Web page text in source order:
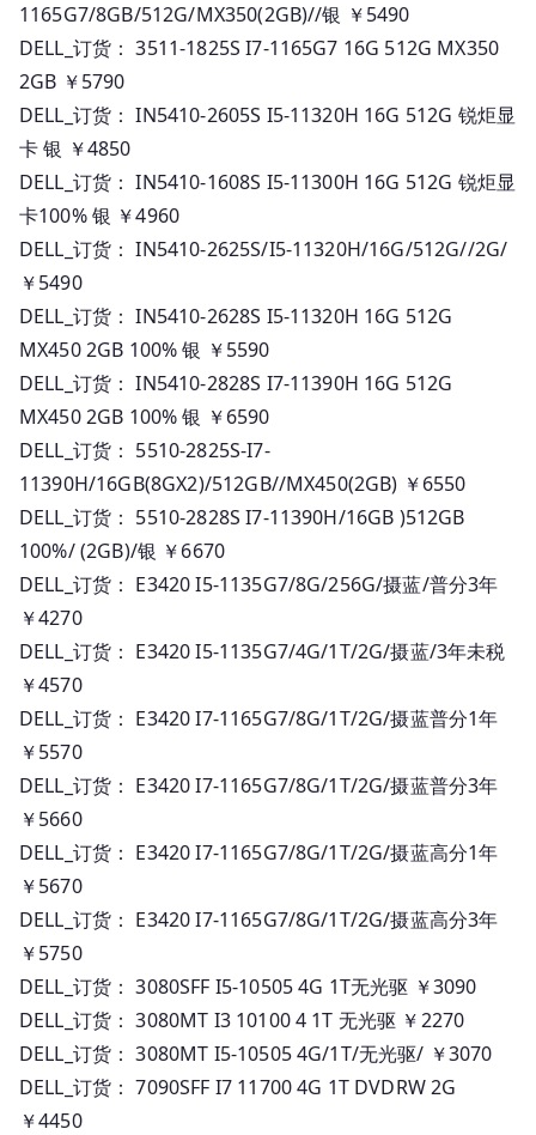
1165G7/8GB/512G/MX350(2GB)//银 ￥5490
DELL_订货： 3511-1825S I7-1165G7 16G 512G MX350
2GB ￥5790
DELL_订货： IN5410-2605S I5-11320H 16G 512G 锐炬显
卡 银 ￥4850
DELL_订货： IN5410-1608S I5-11300H 16G 512G 锐炬显
卡100% 银 ￥4960
DELL_订货： IN5410-2625S/I5-11320H/16G/512G//2G/
￥5490
DELL_订货： IN5410-2628S I5-11320H 16G 512G
MX450 2GB 100% 银 ￥5590
DELL_订货： IN5410-2828S I7-11390H 16G 512G
MX450 2GB 100% 银 ￥6590
DELL_订货： 5510-2825S-I7-
11390H/16GB(8GX2)/512GB//MX450(2GB) ￥6550
DELL_订货： 5510-2828S I7-11390H/16GB )512GB
100%/ (2GB)/银 ￥6670
DELL_订货： E3420 I5-1135G7/8G/256G/摄蓝/普分3年
￥4270
DELL_订货： E3420 I5-1135G7/4G/1T/2G/摄蓝/3年未税
￥4570
DELL_订货： E3420 I7-1165G7/8G/1T/2G/摄蓝普分1年
￥5570
DELL_订货： E3420 I7-1165G7/8G/1T/2G/摄蓝普分3年
￥5660
DELL_订货： E3420 I7-1165G7/8G/1T/2G/摄蓝高分1年
￥5670
DELL_订货： E3420 I7-1165G7/8G/1T/2G/摄蓝高分3年
￥5750
DELL_订货： 3080SFF I5-10505 4G 1T无光驱 ￥3090
DELL_订货： 3080MT I3 10100 4 1T 无光驱 ￥2270
DELL_订货： 3080MT I5-10505 4G/1T/无光驱/ ￥3070
DELL_订货： 7090SFF I7 11700 4G 1T DVDRW 2G
￥4450